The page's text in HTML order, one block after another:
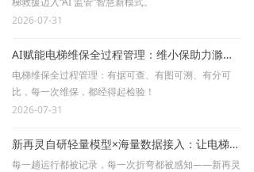
2026-07-31
AI赋能电梯维保全过程管理：维小保助力滁州人保小区电梯综合保险项目品质升级
电梯维保全过程管理：有据可查、有图可溯、有分可
比，每一次维保，都经得起检验！
2026-07-31
新再灵自研轻量模型×海量数据接入：让电梯数据“开口说话”，按需维保精准落地！
每一趟运行都被记录，每一次折弯都被感知——新再灵